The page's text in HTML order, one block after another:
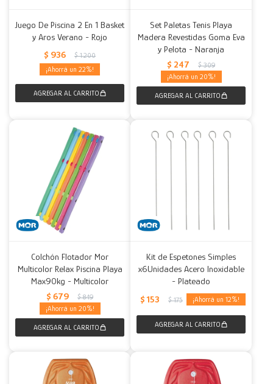
Juego De Piscina 2 En 1 Basket
y Aros Verano - Rojo
$ 936 $ 1.200
22
Set Paletas Tenis Playa
Madera Revestidas Goma Eva
y Pelota - Naranja
$ 247 $ 309
20
Colchón Flotador Mor
Multicolor Relax Piscina Playa
Max90kg - Multicolor
$ 679 $ 849
20
Kit de Espetones Simples
x6Unidades Acero Inoxidable
- Plateado
$ 153 $ 175 12